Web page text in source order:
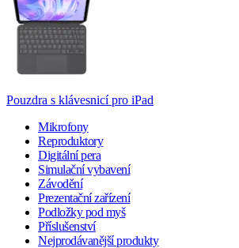
Pouzdra s klávesnicí pro iPad
Mikrofony
Reproduktory
Digitální pera
Simulační vybavení
Závodění
Prezentační zařízení
Podložky pod myš
Příslušenství
Nejprodávanější produkty